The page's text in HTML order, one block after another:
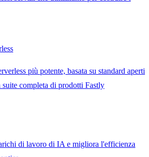
più potente, basata su standard aperti
suite completa di prodotti Fastly
di lavoro di IA e migliora l'efficienza